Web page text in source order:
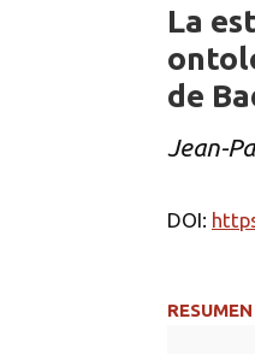
La
de
Jean-
DOI:
RESUMEN